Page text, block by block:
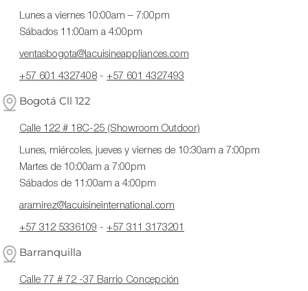
Lunes a viernes 10:00am – 7:00pm
Sábados 11:00am a 4:00pm
ventasbogota@lacuisineappliances.com
+57 601 4327408 - +57 601 4327493
Bogotá Cll 122
Calle 122 # 18C-25 (Showroom Outdoor)
Lunes, miércoles, jueves y viernes de 10:30am a 7:00pm
Martes de 10:00am a 7:00pm
Sábados de 11:00am a 4:00pm
aramirez@lacuisineinternational.com
+57 312 5336109 - +57 311 3173201
Barranquilla
Calle 77 # 72 -37 Barrio Concepción